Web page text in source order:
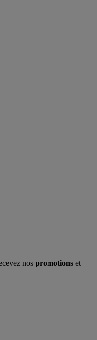
nos promotions et